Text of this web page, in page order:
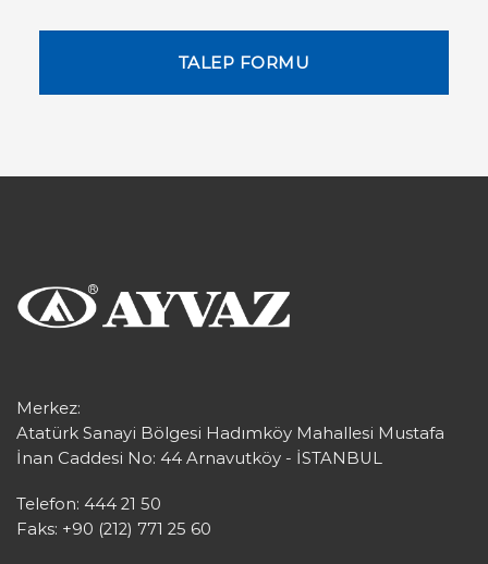
TALEP FORMU
Merkez:
Atatürk Sanayi Bölgesi Hadımköy Mahallesi Mustafa
İnan Caddesi No: 44 Arnavutköy - İSTANBUL
Telefon: 444 21 50
Faks: +90 (212) 771 25 60